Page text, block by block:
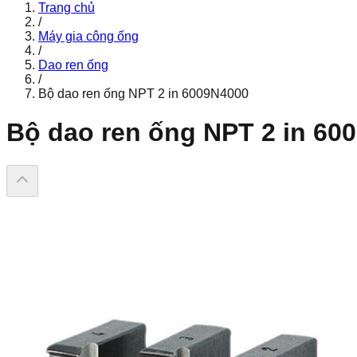
Trang chủ
/
Máy gia công ống
/
Dao ren ống
/
Bộ dao ren ống NPT 2 in 6009N4000
Bộ dao ren ống NPT 2 in